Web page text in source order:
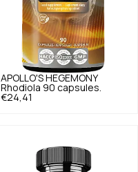
APOLLO'S HEGEMONY
Rhodiola 90 capsules.
€24,41